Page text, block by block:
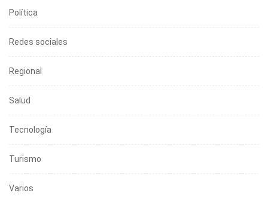
Política
Redes sociales
Regional
Salud
Tecnología
Turismo
Varios